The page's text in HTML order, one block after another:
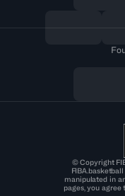
© Copyright
manipulated in
pages, you